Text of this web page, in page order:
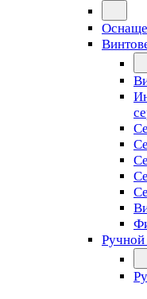
Ручной